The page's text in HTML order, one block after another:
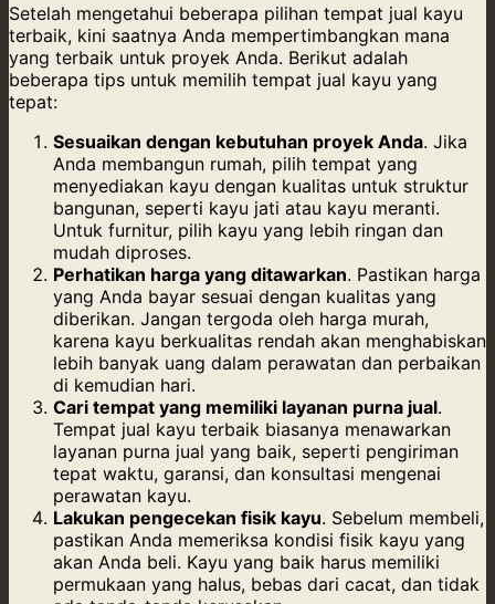
Setelah mengetahui beberapa pilihan tempat jual kayu
terbaik, kini saatnya Anda mempertimbangkan mana
yang terbaik untuk proyek Anda. Berikut adalah
beberapa tips untuk memilih tempat jual kayu yang
tepat:
Sesuaikan dengan kebutuhan proyek Anda. Jika
Anda membangun rumah, pilih tempat yang
menyediakan kayu dengan kualitas untuk struktur
bangunan, seperti kayu jati atau kayu meranti.
Untuk furnitur, pilih kayu yang lebih ringan dan
mudah diproses.
Perhatikan harga yang ditawarkan. Pastikan harga
yang Anda bayar sesuai dengan kualitas yang
diberikan. Jangan tergoda oleh harga murah,
karena kayu berkualitas rendah akan menghabiskan
lebih banyak uang dalam perawatan dan perbaikan
di kemudian hari.
Cari tempat yang memiliki layanan purna jual.
Tempat jual kayu terbaik biasanya menawarkan
layanan purna jual yang baik, seperti pengiriman
tepat waktu, garansi, dan konsultasi mengenai
perawatan kayu.
Lakukan pengecekan fisik kayu. Sebelum membeli,
pastikan Anda memeriksa kondisi fisik kayu yang
akan Anda beli. Kayu yang baik harus memiliki
permukaan yang halus, bebas dari cacat, dan tidak